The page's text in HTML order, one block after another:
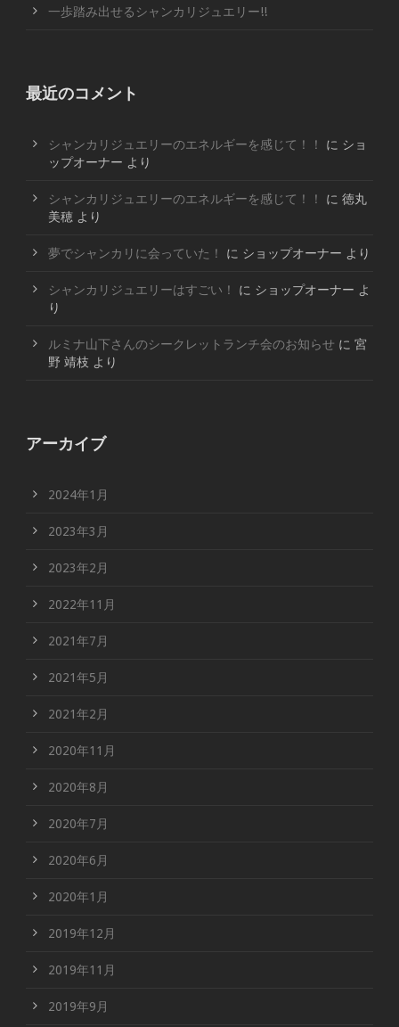
一歩踏み出せるシャンカリジュエリー!!
最近のコメント
シャンカリジュエリーのエネルギーを感じて！！ に ショ
ップオーナー より
シャンカリジュエリーのエネルギーを感じて！！ に 徳丸
美穂 より
夢でシャンカリに会っていた！ に ショップオーナー より
シャンカリジュエリーはすごい！ に ショップオーナー よ
り
ルミナ山下さんのシークレットランチ会のお知らせ に 宮
野 靖枝 より
アーカイブ
2024年1月
2023年3月
2023年2月
2022年11月
2021年7月
2021年5月
2021年2月
2020年11月
2020年8月
2020年7月
2020年6月
2020年1月
2019年12月
2019年11月
2019年9月